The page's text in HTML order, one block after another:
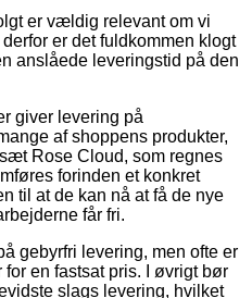
er vældig relevant om vi
er det fuldkommen klogt
anslåede leveringstid på den
giver levering på
af shoppens produkter,
Rose Cloud, som regnes
forinden et konkret
til at de kan nå at få de nye
får fri.
gebyrfri levering, men ofte er
en fastsat pris. I øvrigt bør
slags levering, hvilket